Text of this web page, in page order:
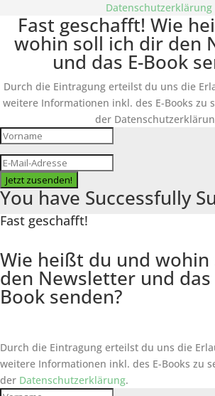
Datenschutzerklärung
Fast geschafft! Wie
wohin soll ich dir den
und das E-Book
Durch die Eintragung erteilst du uns die
weitere Informationen inkl. des E-Books zu
der
Jetzt zusenden!
You have Successfully
Fast geschafft!
Wie heißt du und
den Newsletter und das
Book senden?
Durch die Eintragung erteilst du uns die
weitere Informationen inkl. des E-Books zu
der Datenschutzerklärung.